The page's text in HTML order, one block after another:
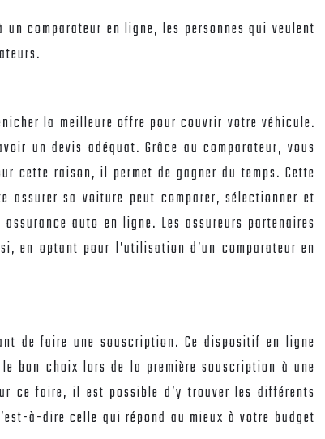
comparateur en ligne, les personnes qui veulent
la meilleure offre pour couvrir votre véhicule.
un devis adéquat. Grâce au comparateur, vous
cette raison, il permet de gagner du temps. Cette
assurer sa voiture peut comparer, sélectionner et
auto en ligne. Les assureurs partenaires
en optant pour l’utilisation d’un comparateur en
de faire une souscription. Ce dispositif en ligne
bon choix lors de la première souscription à une
ce faire, il est possible d’y trouver les différents
à-dire celle qui répond au mieux à votre budget